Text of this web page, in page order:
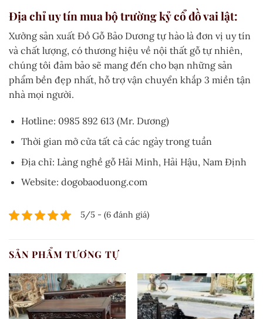
Địa chỉ uy tín mua bộ trường kỷ cổ đồ vai lật:
Xưởng sản xuất Đồ Gỗ Bảo Dương tự hào là đơn vị uy tín
và chất lượng, có thương hiệu về nội thất gỗ tự nhiên,
chúng tôi đảm bảo sẽ mang đến cho bạn những sản
phẩm bền đẹp nhất, hỗ trợ vận chuyển khắp 3 miền tận
nhà mọi người.
Hotline: 0985 892 613 (Mr. Dương)
Thời gian mở cửa tất cả các ngày trong tuần
Địa chỉ: Làng nghề gỗ Hải Minh, Hải Hậu, Nam Định
Website: dogobaoduong.com
5/5 - (6 đánh giá)
SẢN PHẨM TƯƠNG TỰ